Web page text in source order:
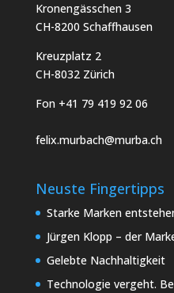
Kronengässchen 3
CH-8200 Schaffhausen
Kreuzplatz 2
CH-8032 Zürich
Fon +41 79 419 92 06
felix.murbach@murba.ch
Neuste Fingertipps
Starke Marken
Jürgen Klopp – der
Gelebte Nachhaltigkeit
Technologie vergeht.